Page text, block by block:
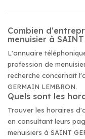
Combien
menuisier à SAINT
L'annuaire
profession de
recherche concernait
GERMAIN LEMBRON.
Quels sont les
Trouver les horaires
en consultant leurs
menuisiers à SAINT